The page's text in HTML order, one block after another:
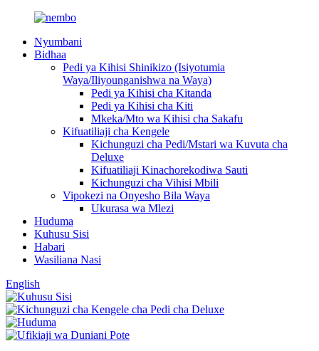
Nyumbani
Bidhaa
Pedi ya Kihisi Shinikizo (Isiyotumia
Waya/Iliyounganishwa na Waya)
Pedi ya Kihisi cha Kitanda
Pedi ya Kihisi cha Kiti
Mkeka/Mto wa Kihisi cha Sakafu
Kifuatiliaji cha Kengele
Kichunguzi cha Pedi/Mstari wa Kuvuta cha
Deluxe
Kifuatiliaji Kinachorekodiwa Sauti
Kichunguzi cha Vihisi Mbili
Vipokezi na Onyesho Bila Waya
Ukurasa wa Mlezi
Huduma
Kuhusu Sisi
Habari
Wasiliana Nasi
English